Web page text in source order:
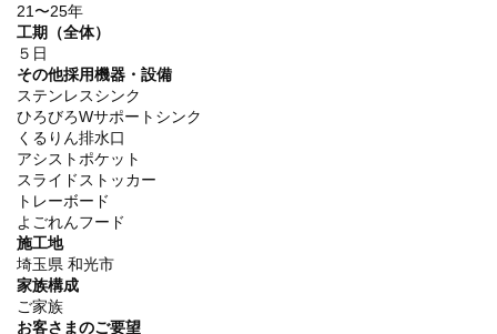
21〜25年
工期（全体）
５日
その他採用機器・設備
ステンレスシンク
ひろびろWサポートシンク
くるりん排水口
アシストポケット
スライドストッカー
トレーボード
よごれんフード
施工地
埼玉県 和光市
家族構成
ご家族
お客さまのご要望